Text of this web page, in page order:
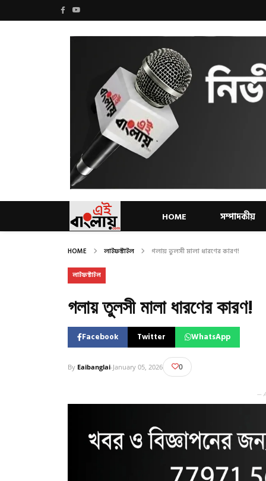
HOME সম্পাদকীয়
HOME লাইফস্টাইল গলায় তুলসী মালা ধারণের কারণ!
লাইফস্টাইল
গলায় তুলসী মালা ধারণের কারণ!
Facebook Twitter WhatsApp
By Eaibanglai-January 05, 2026 0
—